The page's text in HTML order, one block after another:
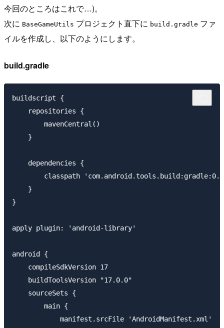
今回のところはこれで…)。
次に BaseGameUtils プロジェクト直下に build.gradle ファ
イルを作成し、以下のようにします。
build.gradle
buildscript {
    repositories {
        mavenCentral()
    }
    dependencies {
classpath
    }
}
apply plugin: 'android-library'
android {
    compileSdkVersion 17
    buildToolsVersion "17.0.0"
    sourceSets {
        main {
            manifest.srcFile 'AndroidManifest.xml'